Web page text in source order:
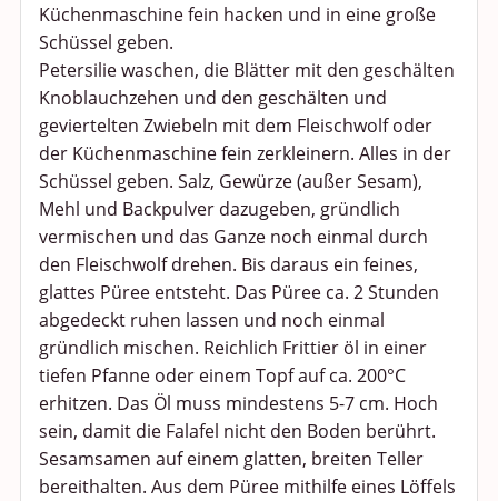
Küchenmaschine fein hacken und in eine große
Schüssel geben.
Petersilie waschen, die Blätter mit den geschälten
Knoblauchzehen und den geschälten und
geviertelten Zwiebeln mit dem Fleischwolf oder
der Küchenmaschine fein zerkleinern. Alles in der
Schüssel geben. Salz, Gewürze (außer Sesam),
Mehl und Backpulver dazugeben, gründlich
vermischen und das Ganze noch einmal durch
den Fleischwolf drehen. Bis daraus ein feines,
glattes Püree entsteht. Das Püree ca. 2 Stunden
abgedeckt ruhen lassen und noch einmal
gründlich mischen. Reichlich Frittier öl in einer
tiefen Pfanne oder einem Topf auf ca. 200°C
erhitzen. Das Öl muss mindestens 5-7 cm. Hoch
sein, damit die Falafel nicht den Boden berührt.
Sesamsamen auf einem glatten, breiten Teller
bereithalten. Aus dem Püree mithilfe eines Löffels